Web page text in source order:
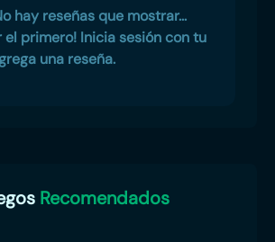
hay reseñas que mostrar...
el primero! Inicia sesión con tu
una reseña.
Recomendados